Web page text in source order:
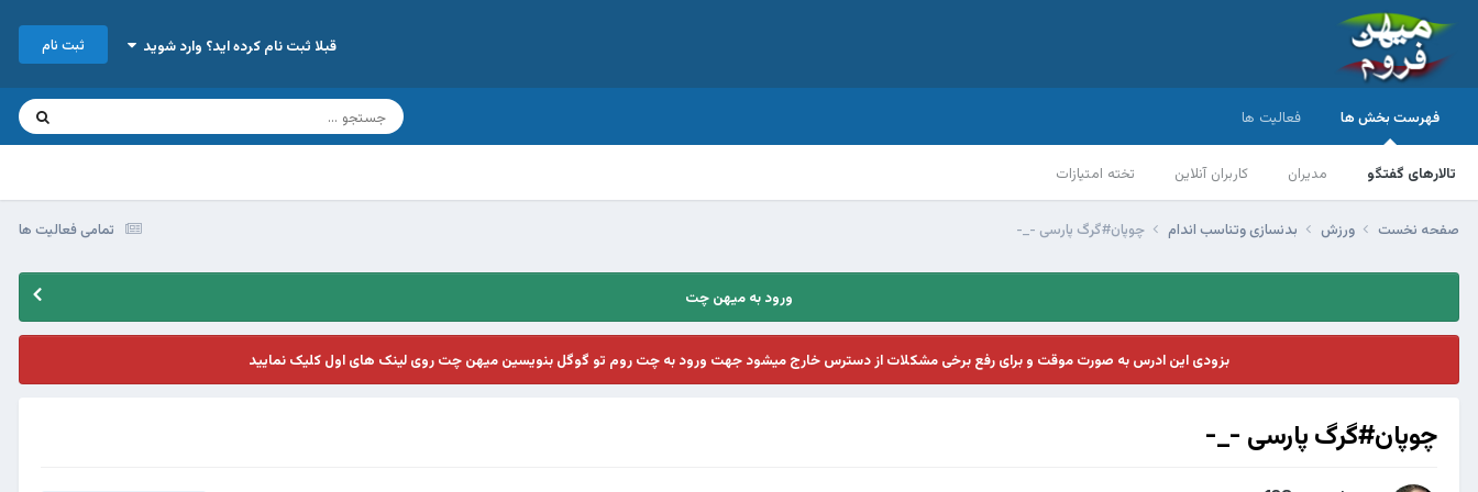
قبلا ثبت نام کرده اید؟ وارد شوید ثبت نام
فهرست بخش ها
تالارهای گفتگو مدیران کاربران آنلاین تخته امتیازات
فعالیت ها
تمامی فعالیت ها صفحه نخست ورزش بدنسازی وتناسب اندام چوپان#گرگ پارسی -_-
ورود به میهن چت
بزودی این ادرس به صورت موقت و برای رفع برخی مشکلات از دسترس خارج میشود جهت ورود به چت روم تو گوگل بنویسین میهن چت روی لینک های اول کلیک نمایید
چوپان#گرگ پارسی -_-